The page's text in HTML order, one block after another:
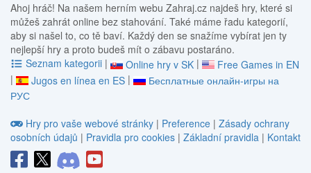
Ahoj hráč! Na našem herním webu Zahraj.cz najdeš hry, které si
můžeš zahrát online bez stahování. Také máme řadu kategorií,
aby si našel to, co tě baví. Každý den se snažíme vybírat jen ty
nejlepší hry a proto budeš mít o zábavu postaráno.
Seznam kategorii | Online hry v SK |
Free Games in EN
|
Jugos en línea en ES |
Бесплатные онлайн-игры на
РУС
Hry pro vaše webové stránky | Preference | Zásady ochrany
osobních údajů | Pravidla pro cookies | Základní pravidla | Kontakt